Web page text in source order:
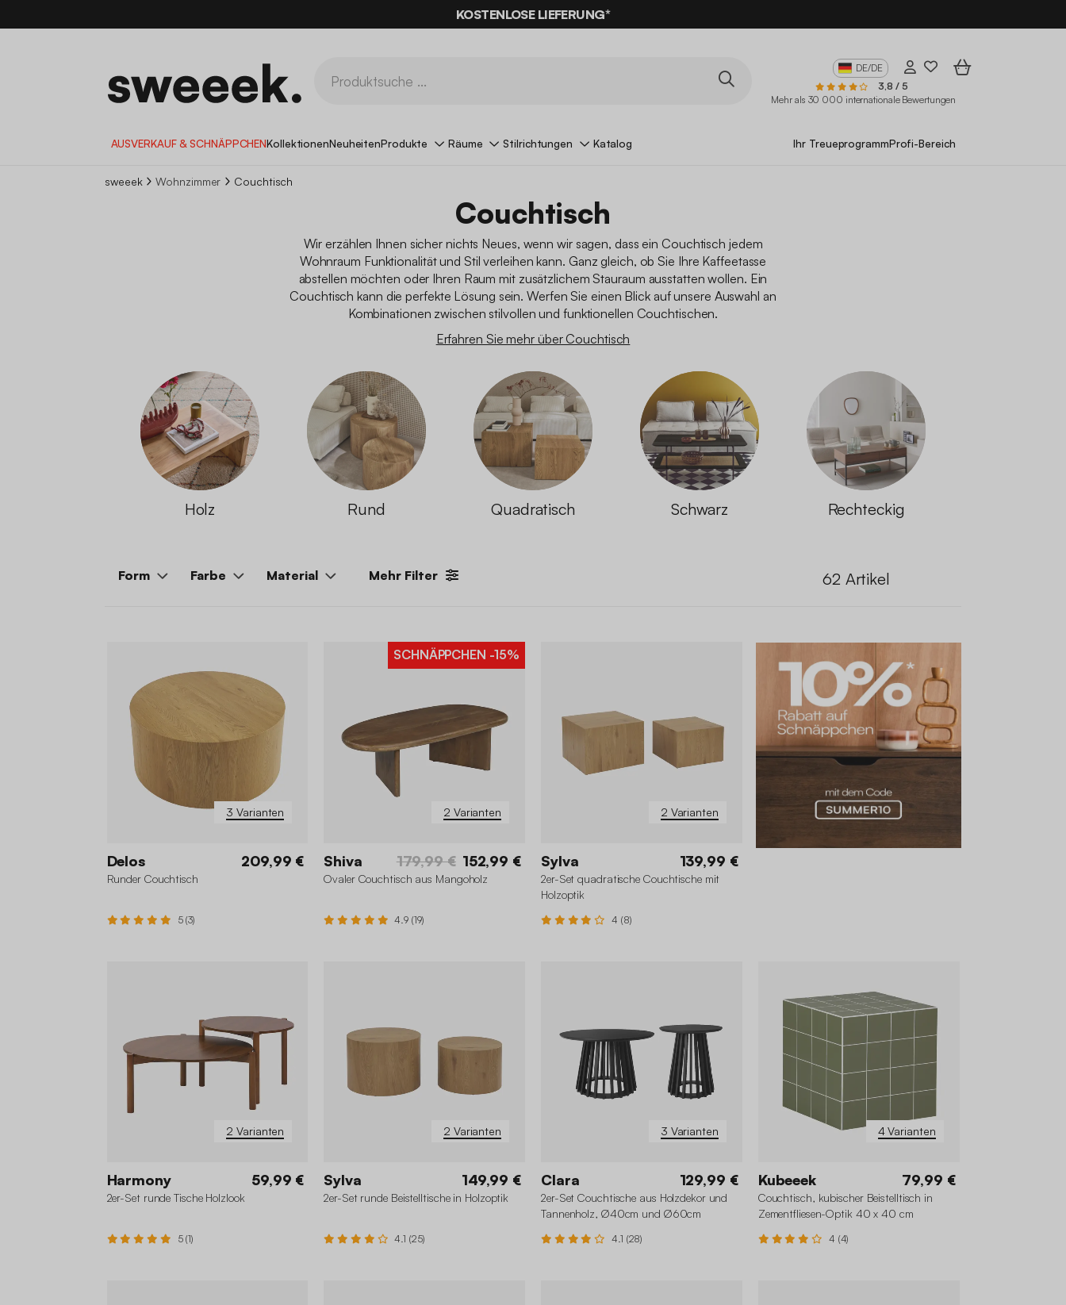
AUF DER SCHNÄPPCHEN* MIT DEM CODE
KOSTENLOSE LIEFERUNG*
DE/DE
3,8 / 5
Mehr als 30 000 internationale Bewertungen
AUSVERKAUF & SCHNÄPPCHENKollektionenNeuheitenProdukte Räume Stilrichtungen Katalog Ihr TreueprogrammProfi-Bereich
sweeek Wohnzimmer Couchtisch
Couchtisch
Wir erzählen Ihnen sicher nichts Neues, wenn wir sagen, dass ein Couchtisch jedem
Wohnraum Funktionalität und Stil verleihen kann. Ganz gleich, ob Sie Ihre Kaffeetasse
abstellen möchten oder Ihren Raum mit zusätzlichem Stauraum ausstatten wollen. Ein
Couchtisch kann die perfekte Lösung sein. Werfen Sie einen Blick auf unsere Auswahl an
Kombinationen zwischen stilvollen und funktionellen Couchtischen.
Erfahren Sie mehr über Couchtisch
Holz Rund Quadratisch Schwarz Rechteckig
Form Farbe Material Mehr Filter 62 Artikel
3 Varianten
Delos 209,99 €
Runder Couchtisch
5 (3)
2 Varianten
SCHNÄPPCHEN -15%
Shiva 179,99 € 152,99 €
Ovaler Couchtisch aus Mangoholz
4.9 (19)
2 Varianten
Sylva 139,99 €
2er-Set quadratische Couchtische mit
Holzoptik
4 (8)
2 Varianten
Harmony 59,99 €
2er-Set runde Tische Holzlook
5 (1)
2 Varianten
Sylva 149,99 €
2er-Set runde Beistelltische in Holzoptik
4.1 (25)
3 Varianten
Clara 129,99 €
2er-Set Couchtische aus Holzdekor und
Tannenholz, Ø40cm und Ø60cm
4.1 (28)
4 Varianten
Kubeeek 79,99 €
Couchtisch, kubischer Beistelltisch in
Zementfliesen-Optik 40 x 40 cm
4 (4)